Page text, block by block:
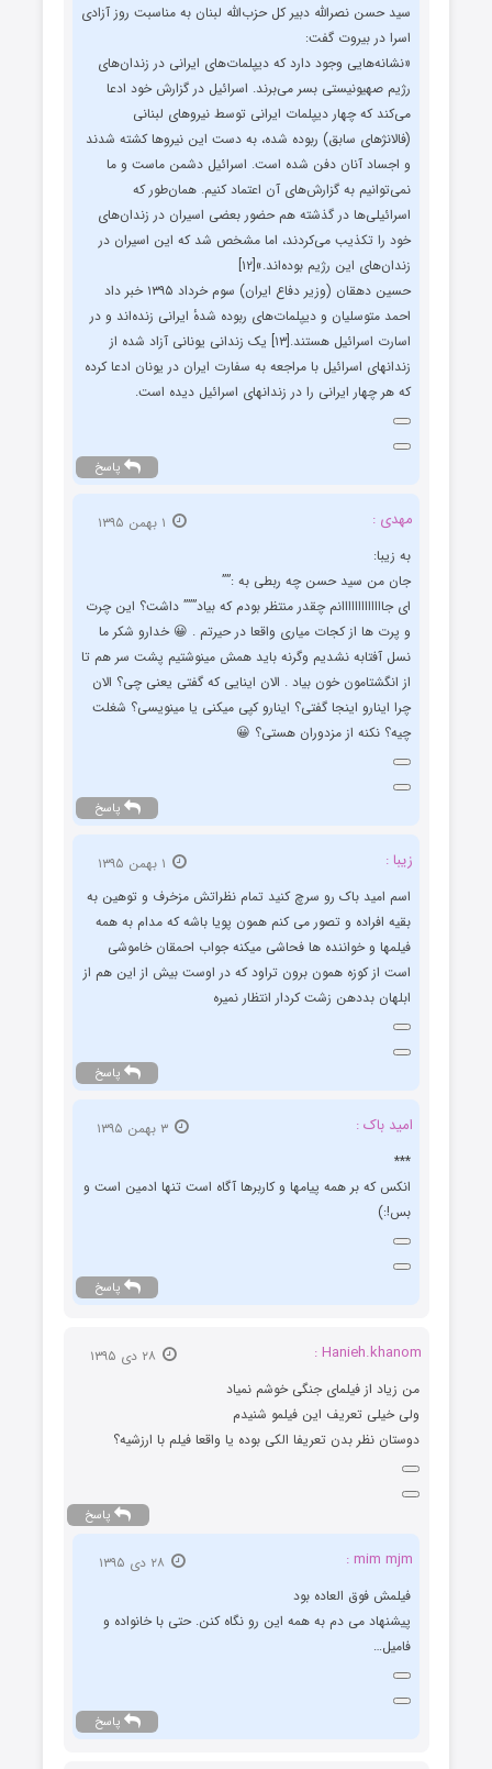
سید حسن نصرالله دبیر کل حزب‌الله لبنان به مناسبت روز آزادی
اسرا در بیروت گفت:
«نشانه‌هایی وجود دارد که دیپلمات‌های ایرانی در زندان‌های
رژیم صهیونیستی بسر می‌برند. اسرائیل در گزارش خود ادعا
می‌کند که چهار دیپلمات ایرانی توسط نیروهای لبنانی
(فالانژهای سابق) ربوده شده، به دست این نیروها کشته شدند
و اجساد آنان دفن شده است. اسرائیل دشمن ماست و ما
نمی‌توانیم به گزارش‌های آن اعتماد کنیم. همان‌طور که
اسرائیلی‌ها در گذشته هم حضور بعضی اسیران در زندان‌های
خود را تکذیب می‌کردند، اما مشخص شد که این اسیران در
زندان‌های این رژیم بوده‌اند.»[۱۲]
حسین دهقان (وزیر دفاع ایران) سوم خرداد ۱۳۹۵ خبر داد
احمد متوسلیان و دیپلمات‌های ربوده شدهٔ ایرانی زنده‌اند و در
اسارت اسرائیل هستند.[۱۳] یک زندانی یونانی آزاد شده از
زندانهای اسرائیل با مراجعه به سفارت ایران در یونان ادعا کرده
که هر چهار ایرانی را در زندانهای اسرائیل دیده است.
پاسخ
مهدی :
به زیبا:
جان من سید حسن چه ربطی به :””
ای جااااااااااااانم چقدر منتظر بودم که بیاد””” داشت؟ این چرت
و پرت ها از کجات میاری واقعا در حیرتم . 😀 خدارو شکر ما
نسل آفتابه نشدیم وگرنه باید همش مینوشتیم پشت سر هم تا
از انگشتامون خون بیاد . الان اینایی که گفتی یعنی چی؟ الان
چرا اینارو اینجا گفتی؟ اینارو کپی میکنی یا مینویسی؟ شغلت
چیه؟ نکنه از مزدوران هستی؟ 😀
پاسخ
زیبا :
اسم امید باک رو سرچ کنید تمام نظراتش مزخرف و توهین به
بقیه افراده و تصور می کنم همون پویا باشه که مدام به همه
فیلمها و خواننده ها فحاشی میکنه جواب احمقان خاموشی
است از کوزه همون برون تراود که در اوست بیش از این هم از
ابلهان بددهن زشت کردار انتظار نمیره
پاسخ
امید باک :
۳ بهمن ۱۳۹۵
***
انکس که بر همه پیامها و کاربرها آگاه است تنها ادمین است و
بس!:)
پاسخ
Hanieh.khanom :
من زیاد از فیلمای جنگی خوشم نمیاد
ولی خیلی تعریف این فیلمو شنیدم
دوستان نظر بدن تعریفا الکی بوده یا واقعا فیلم با ارزشیه؟
پاسخ
mim mjm :
فیلمش فوق العاده بود
پیشنهاد می دم به همه این رو نگاه کنن. حتی با خانواده و
فامیل…
پاسخ